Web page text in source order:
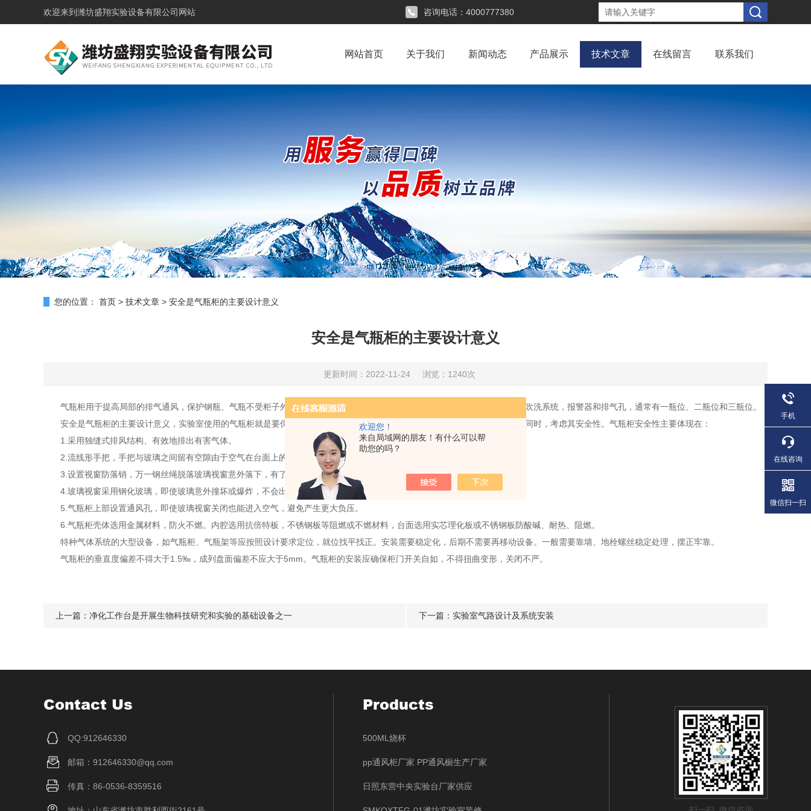
欢迎您！
来自局域网的朋友！有什么可以帮
助您的吗？
欢迎来到 潍坊盛翔实验设备有限公司网站 咨询电话： 4000777380
网站首页 关于我们 新闻动态 产品展示 技术文章 在线留言 联系我们
您的位置： 首页 > 技术文章 > 安全是气瓶柜的主要设计意义
安全是气瓶柜的主要设计意义
更新时间：2022-11-24 浏览：1240次
气瓶柜用于提高局部的排气通风，保护钢瓶、气瓶不受柜子外面火灾以及保护周围物免受内部火灾的金属容器。气瓶柜内部有吹洗系统，报警器和排气孔，通常有一瓶位、二瓶位和三瓶位。
安全是气瓶柜的主要设计意义，实验室使用的气瓶柜就是要保证使用者的安全及防止对周围环境的污染，在追求性能和功能的同时，考虑其安全性。气瓶柜安全性主要体现在：
1.采用独缝式排风结构、有效地排出有害气体。
2.流线形手把，手把与玻璃之间留有空隙由于空气在台面上的流动是旋转的，从面保证有效地的进气。
3.设置视窗防落销，万一钢丝绳脱落玻璃视窗意外落下，有了防落销就会接住，防止碰伤人员。
4.玻璃视窗采用钢化玻璃，即使玻璃意外撞坏或爆炸，不会出现伤人意外。
5.气瓶柜上部设置通风孔，即使玻璃视窗关闭也能进入空气，避免产生更大负压。
6.气瓶柜壳体选用金属材料，防火不燃。内腔选用抗倍特板，不锈钢板等阻燃或不燃材料，台面选用实芯理化板或不锈钢板防酸碱、耐热、阻燃。
特种气体系统的大型设备，如气瓶柜、气瓶架等应按照设计要求定位，就位找平找正。安装需要稳定化，后期不需要再移动设备。一般需要靠墙、地栓螺丝稳定处理，摆正牢靠。
气瓶柜的垂直度偏差不得大于1.5‰，成列盘面偏差不应大于5mm。气瓶柜的安装应确保柜门开关自如，不得扭曲变形，关闭不严。
上一篇： 净化工作台是开展生物科技研究和实验的基础设备之一 下一篇： 实验室气路设计及系统安装
Contact Us
QQ:912646330
邮箱：912646330@qq.com
传真：86-0536-8359516
Products
500ML烧杯
pp通风柜厂家 PP通风橱生产厂家
日照东营中央实验台厂家供应
手机
在线咨询
微信扫一扫